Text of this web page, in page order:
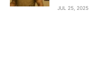
JUL 25, 2025